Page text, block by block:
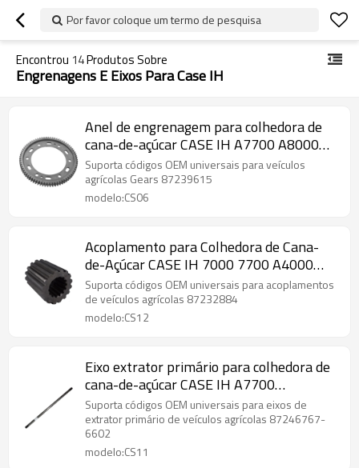
Por favor coloque um termo de pesquisa
Encontrou 14Produtos Sobre
Engrenagens E Eixos Para Case IH
Anel de engrenagem para colhedora de
cana-de-açúcar CASE IH A7700 A8000
A8800 87239615-PAIRGEARS
Suporta códigos OEM universais para veículos
agrícolas Gears 87239615
modelo:CS06
Acoplamento para Colhedora de Cana-
de-Açúcar CASE IH 7000 7700 A4000
A7000 87232884-PAIRGEARS
Suporta códigos OEM universais para acoplamentos
de veículos agrícolas 87232884
modelo:CS12
Eixo extrator primário para colhedora de
cana-de-açúcar CASE IH A7700
87246767-6602-PAIRGEARS
Suporta códigos OEM universais para eixos de
extrator primário de veículos agrícolas 87246767-
6602
modelo:CS11